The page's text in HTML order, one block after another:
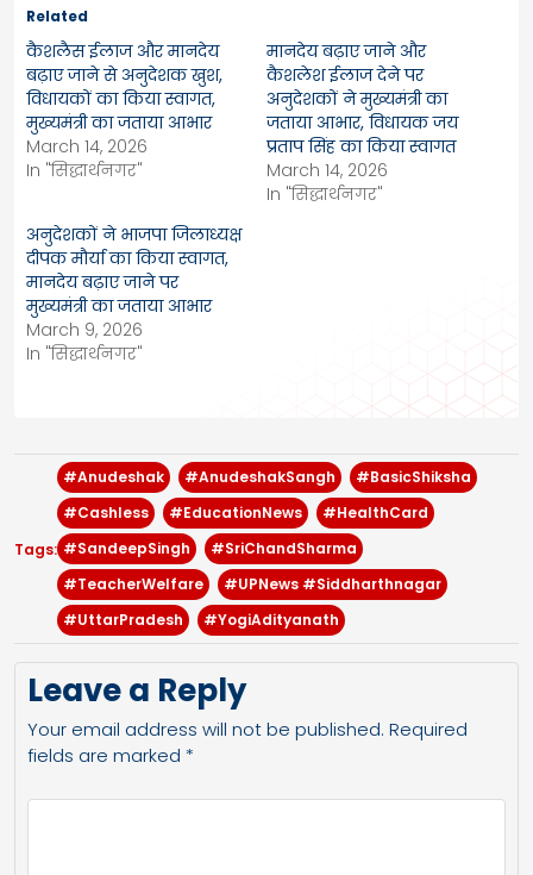
Related
कैशलैस ईलाज और मानदेय
बढ़ाए जाने से अनुदेशक खुश,
विधायकों का किया स्वागत,
मुख्यमंत्री का जताया आभार
March 14, 2026
In "सिद्धार्थनगर"
मानदेय बढ़ाए जाने और
कैशलेश ईलाज देने पर
अनुदेशकों ने मुख्यमंत्री का
जताया आभार, विधायक जय
प्रताप सिंह का किया स्वागत
March 14, 2026
In "सिद्धार्थनगर"
अनुदेशकों ने भाजपा जिलाध्यक्ष
दीपक मौर्या का किया स्वागत,
मानदेय बढ़ाए जाने पर
मुख्यमंत्री का जताया आभार
March 9, 2026
In "सिद्धार्थनगर"
Tags:
#Anudeshak #AnudeshakSangh
#BasicShiksha
#Cashless
#EducationNews
#HealthCard
#SandeepSingh
#SriChandSharma
#TeacherWelfare
#UPNews #Siddharthnagar
#UttarPradesh
#YogiAdityanath
Leave a Reply
Your email address will not be published. Required
fields are marked *